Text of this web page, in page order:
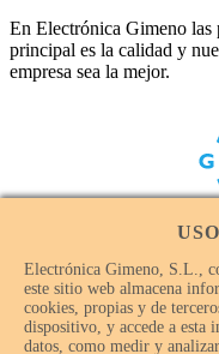
En Electrónica Gimeno las
principal es la calidad y
empresa sea la mejor.
© Electrónica Gimeno
Electrónica Gimeno, S.L.,
este sitio web almacena
cookies, propias y de
dispositivo, y accede a esta
datos, como medir y